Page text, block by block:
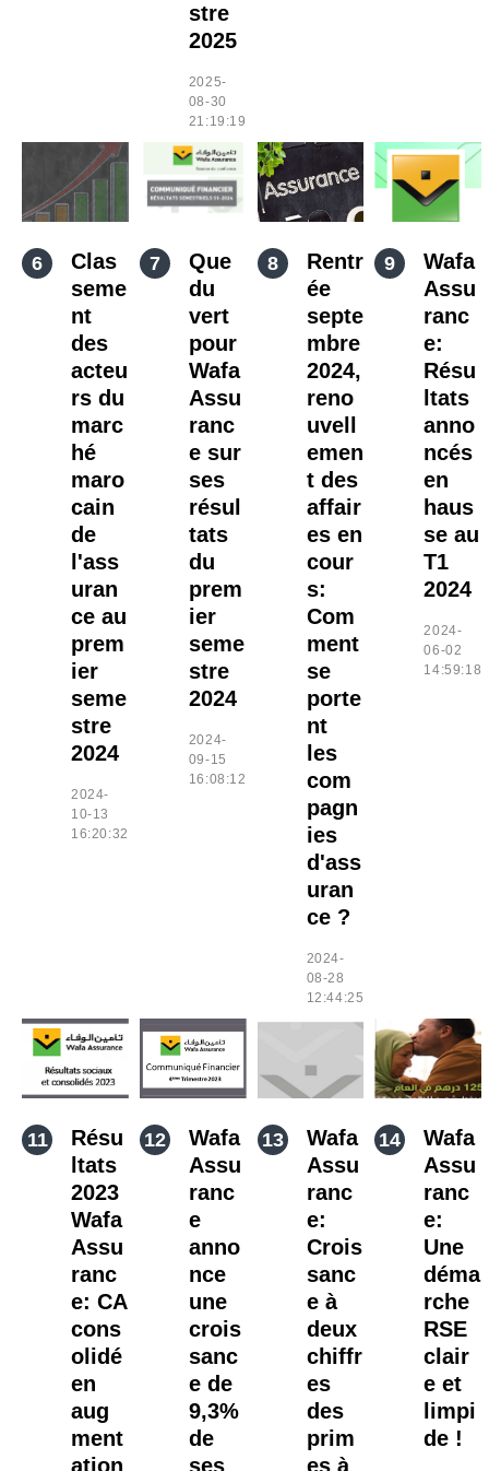
stre
2025
2025-
08-30
21:19:19
Clas
seme
nt
des
acteu
rs du
marc
hé
maro
cain
de
l'ass
uran
ce au
prem
ier
seme
stre
2024
2024-
10-13
16:20:32
Que
du
vert
pour
Wafa
Assu
ranc
e sur
ses
résul
tats
du
prem
ier
seme
stre
2024
2024-
09-15
16:08:12
Rentr
ée
septe
mbre
2024,
reno
uvell
emen
t des
affair
es en
cour
s:
Com
ment
se
porte
nt
les
com
pagn
ies
d'ass
uran
ce ?
2024-
08-28
12:44:25
Wafa
Assu
ranc
e:
Résu
ltats
anno
ncés
en
haus
se au
T1
2024
2024-
06-02
14:59:18
Résu
ltats
2023
Wafa
Assu
ranc
e: CA
cons
olidé
en
aug
ment
ation
Wafa
Assu
ranc
e
anno
nce
une
crois
sanc
e de
9,3%
de
ses
Wafa
Assu
ranc
e:
Crois
sanc
e à
deux
chiffr
es
des
prim
es à
Wafa
Assu
ranc
e:
Une
déma
rche
RSE
clair
e et
limpi
de !